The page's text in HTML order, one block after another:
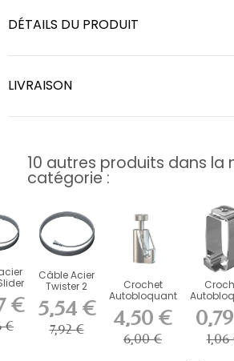
DÉTAILS DU PRODUIT
LIVRAISON
10 autres produits dans la
catégorie :
...€
€
Câble Acier
Twister 2
mm Artiteq
pour
Cimaise
5,54 €
7,92 €
Crochet
Autobloquant
de Sécurité
Artiteq...
4,50 €
6,00 €
Artiteq
pour...
1,06